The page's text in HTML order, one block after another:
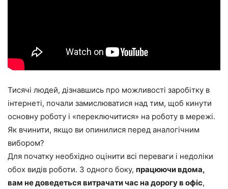
Тисячі людей, дізнавшись про можливості заробітку в
інтернеті, почали замислюватися над тим, щоб кинути
основну роботу і «переключитися» на роботу в мережі.
Як вчинити, якщо ви опинилися перед аналогічним
вибором?
Для початку необхідно оцінити всі переваги і недоліки
обох видів роботи. З одного боку, працюючи вдома,
вам не доведеться витрачати час на дорогу в офіс,